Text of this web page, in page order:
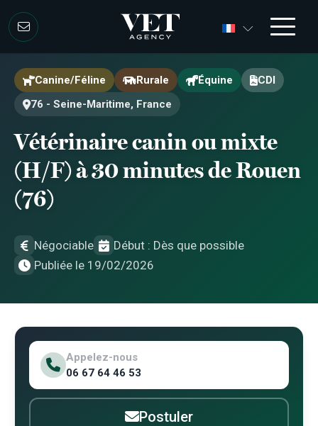
Canine/Féline Rurale Équine
CDI
76 - Seine-Maritime, France
Vétérinaire canin ou mixte
(H/F) à 30 minutes de Rouen
(76)
Négociable
Début : Dès que possible
Publiée le 19/02/2026
Appelez-nous
06 67 64 46 53
Postuler